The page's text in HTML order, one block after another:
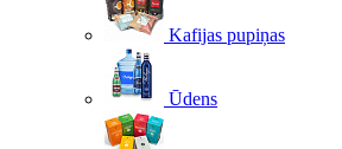
Kafijas pupiņas
Ūdens